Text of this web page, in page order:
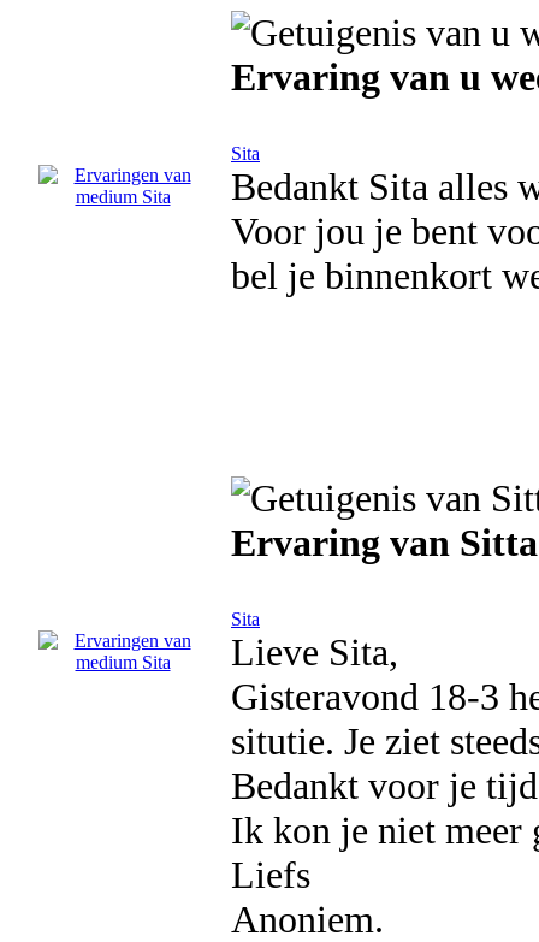
Ervaring van u
Sita
Bedankt Sita alles
Voor jou je bent
bel je binnenkort
Ervaring van
Sita
Lieve Sita,
Gisteravond 18-3
situtie. Je ziet
Bedankt voor je
Ik kon je niet meer
Liefs
Anoniem.